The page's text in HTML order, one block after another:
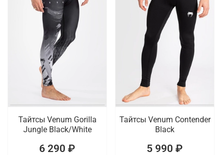
Тайтсы Venum Gorilla
Jungle Black/White
6 290 ₽
Тайтсы Venum Contender
Black
5 990 ₽